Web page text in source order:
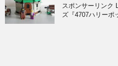
スポンサーリンク
ズ『4707ハリーポ